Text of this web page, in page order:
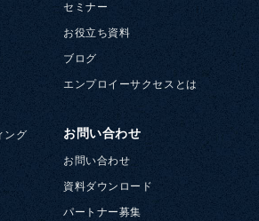
ング
セミナー
お役立ち資料
ブログ
エンプロイーサクセスとは
お問い合わせ
お問い合わせ
資料ダウンロード
パートナー募集